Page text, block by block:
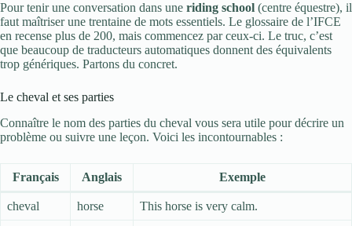
Pour tenir une conversation dans une riding school (centre équestre), il
faut maîtriser une trentaine de mots essentiels. Le glossaire de l’IFCE
en recense plus de 200, mais commencez par ceux-ci. Le truc, c’est
que beaucoup de traducteurs automatiques donnent des équivalents
trop génériques. Partons du concret.
Le cheval et ses parties
Connaître le nom des parties du cheval vous sera utile pour décrire un
problème ou suivre une leçon. Voici les incontournables :
Français Anglais Exemple
cheval horse This horse is very calm.